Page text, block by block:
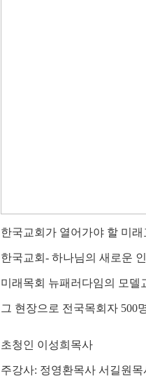
한국교회가 열어가야 할 미
한국교회- 하나님의 새로운
미래목회 뉴패러다임의 모델
그 현장으로 전국목회자 500
초청인 이성희목사
주강사: 정영환목사 서길원